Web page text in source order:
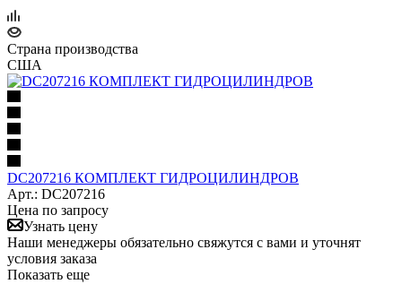
Страна производства
США
DC207216 КОМПЛЕКТ ГИДРОЦИЛИНДРОВ
Арт.: DC207216
Цена по запросу
Узнать цену
Наши менеджеры обязательно свяжутся с вами и уточнят
условия заказа
Показать еще